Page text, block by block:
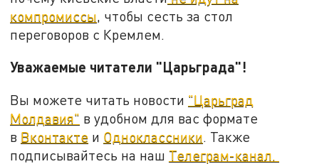
компромиссы , чтобы сесть за стол
переговоров с Кремлем.
Уважаемые читатели "Царьграда"!
Вы можете читать новости "Царьград
Молдавия" в удобном для вас формате
в Вконтакте и Одноклассники. Также
подписывайтесь на наш Телеграм-канал.